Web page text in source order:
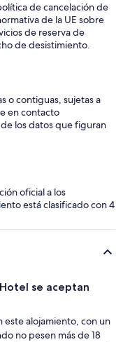
de cancelación de
de la UE sobre
de reserva de
de desistimiento.
o contiguas, sujetas a
en contacto
los datos que figuran
oficial a los
está clasificado con 4
se aceptan
este alojamiento, con un
no pesen más de 18